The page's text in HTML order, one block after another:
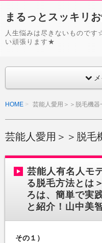
まるっとスッキリ
人生悩みは尽きないもので
い頑張ります★
メ
HOME 芸能人愛用＞＞脱毛機器
芸能人愛用＞＞脱毛
芸能人有名人モ
る脱毛方法とは
ろは、簡単で実
と紹介！山中美
その１）